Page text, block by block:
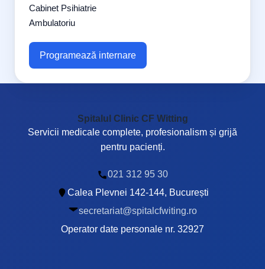
Cabinet Psihiatrie
Ambulatoriu
Programează internare
Spitalul Clinic CF Witting
Servicii medicale complete, profesionalism și grijă
pentru pacienți.
021 312 95 30
Calea Plevnei 142-144, București
secretariat@spitalcfwiting.ro
Operator date personale nr. 32927